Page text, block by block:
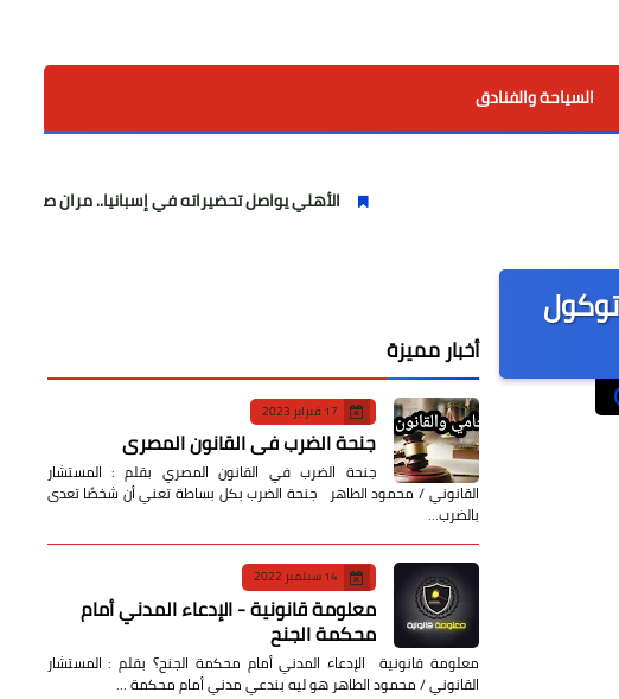
السياحة والفنادق
الأهلي يواصل تحضيراته في إسبانيا.. مران صباحي قوي
أخبار مميزة
17 فبراير 2023
جنحة الضرب في القانون المصري
جنحة الضرب في القانون المصري بقلم : المستشار
القانوني / محمود الطاهر جنحة الضرب بكل بساطة تعني أن شخصًا تعدى
بالضرب…
14 سبتمبر 2022
معلومة قانونية - الإدعاء المدني أمام
محكمة الجنح
معلومة قانونية الإدعاء المدني أمام محكمة الجنح؟ بقلم : المستشار
القانوني / محمود الطاهر هو ليه بندعي مدني أمام محكمة …